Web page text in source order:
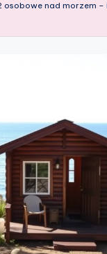
osobowe nad morzem –